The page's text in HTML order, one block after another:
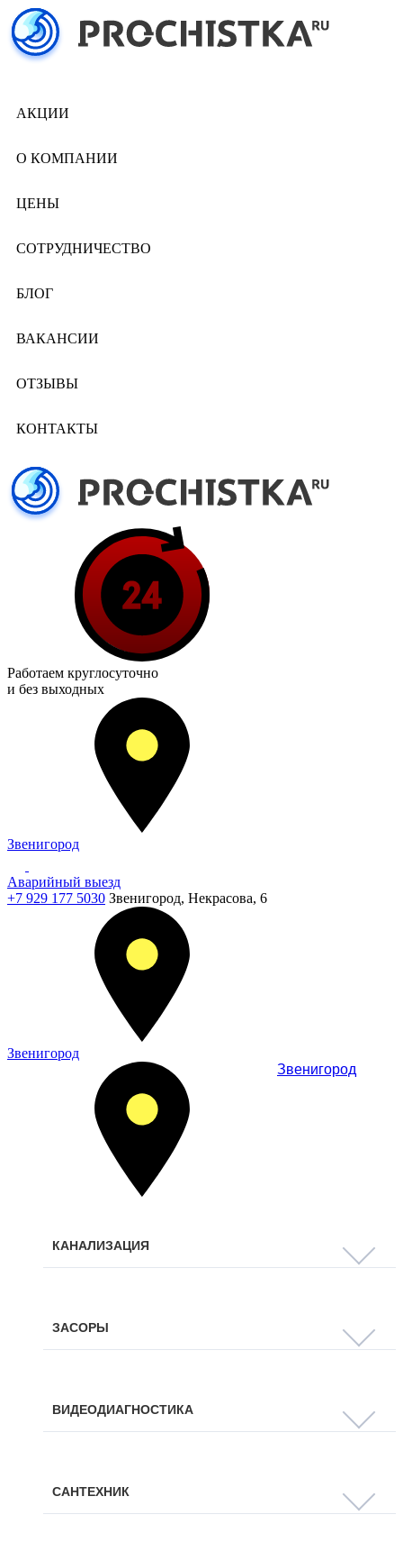
АКЦИИ
О КОМПАНИИ
ЦЕНЫ
СОТРУДНИЧЕСТВО
БЛОГ
ВАКАНСИИ
ОТЗЫВЫ
КОНТАКТЫ
Работаем круглосуточно
и без выходных
Звенигород
Аварийный выезд
+7 929 177 5030 Звенигород, Некрасова, 6
Звенигород
Звенигород
КАНАЛИЗАЦИЯ
ЗАСОРЫ
ВИДЕОДИАГНОСТИКА
САНТЕХНИК